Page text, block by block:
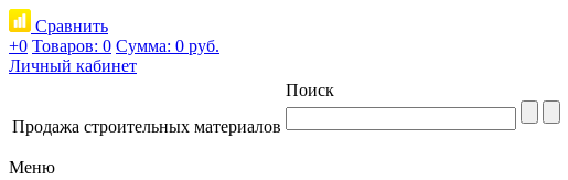
Сравнить
+0 Товаров: 0 Сумма: 0 руб.
Личный кабинет
Продажа строительных материалов
Поиск
Меню